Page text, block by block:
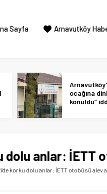
Sayfa Arnavutköy
ocağına
konuldu”
dolu anlar: İETT
korku dolu anlar: İETT otobüsü alev